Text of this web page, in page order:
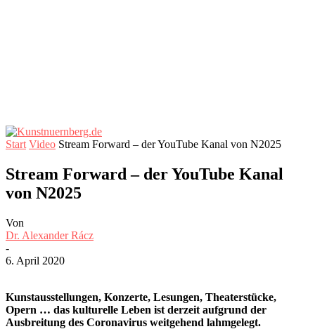
Start Video Stream Forward – der YouTube Kanal von N2025
Stream Forward – der YouTube Kanal
von N2025
Von
Dr. Alexander Rácz
-
6. April 2020
Kunstausstellungen, Konzerte, Lesungen, Theaterstücke,
Opern … das kulturelle Leben ist derzeit aufgrund der
Ausbreitung des Coronavirus weitgehend lahmgelegt.